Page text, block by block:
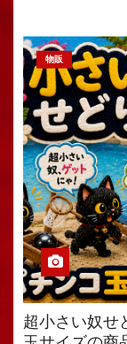
物販
超小さい奴せ